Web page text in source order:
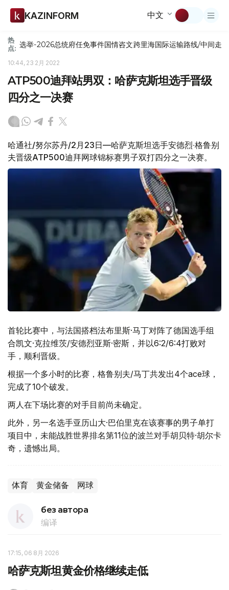
KAZINFORM 中文
热
点: 选举-2026总统府任免事件国情咨文跨里海国际运输路线/中间走廊
10:44, 23 2月 2022
ATP500迪拜站男双：哈萨克斯坦选手晋级
四分之一决赛
哈通社/努尔苏丹/2月23日—哈萨克斯坦选手安德烈∙格鲁别
夫晋级ATP500迪拜网球锦标赛男子双打四分之一决赛。
首轮比赛中，与法国搭档法布里斯·马丁对阵了德国选手组
合凯文·克拉维茨/安德烈亚斯·密斯，并以6:2/6:4打败对
手，顺利晋级。
根据一个多小时的比赛，格鲁别夫/马丁共发出4个ace球，
完成了10个破发。
两人在下场比赛的对手目前尚未确定。
此外，另一名选手亚历山大·巴伯里克在该赛事的男子单打
项目中，未能战胜世界排名第11位的波兰对手胡贝特·胡尔卡
奇，遗憾出局。
体育 黄金储备 网球
без автора
编译
17:15, 06 8月 2026
哈萨克斯坦黄金价格继续走低